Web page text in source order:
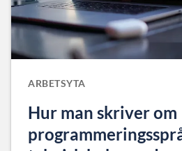
ARBETSYTA
Hur man skriver om